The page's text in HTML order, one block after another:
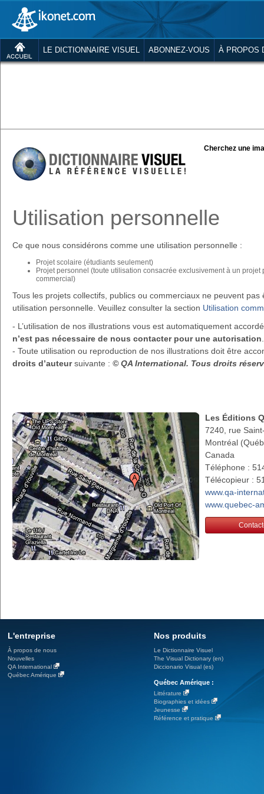
LE DICTIONNAIRE VISUEL ABONNEZ-VOUS À PROPOS
Cherchez une
Utilisation personnelle
Ce que nous considérons comme une utilisation personnelle :
Projet scolaire (étudiants seulement)
Projet personnel (toute utilisation consacrée exclusivement à un
commercial)
Tous les projets collectifs, publics ou commerciaux ne peuvent
utilisation personnelle. Veuillez consulter la section Utilisation
- L’utilisation de nos illustrations vous est automatiquement
n’est pas nécessaire de nous contacter pour une autorisation
- Toute utilisation ou reproduction de nos illustrations doit être
droits d’auteursuivante : © QA International. Tous droits
Les Éditions
7240, rue
Montréal
Canada
Téléphone :
Télécopieur :
www.qa-
www.quebec-
L'entreprise
À propos de nous
Nouvelles
QA International
Québec Amérique
Nos produits
Le Dictionnaire Visuel
The Visual Dictionary (en)
Diccionario Visual (es)
Québec Amérique :
Littérature
Biographies et idées
Jeunesse
Référence et pratique